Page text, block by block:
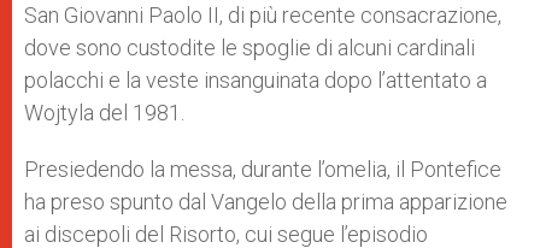
San Giovanni Paolo II, di più recente consacrazione,
dove sono custodite le spoglie di alcuni cardinali
polacchi e la veste insanguinata dopo l’attentato a
Wojtyla del 1981.
Presiedendo la messa, durante l’omelia, il Pontefice
ha preso spunto dal Vangelo della prima apparizione
ai discepoli del Risorto, cui segue l’episodio